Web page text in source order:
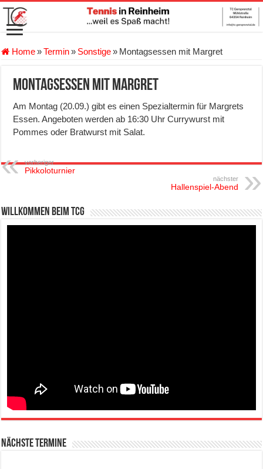
Home»Termin» Sonstige» Montagsessen mit Margret
Montagsessen mit Margret
Am Montag (20.09.) gibt es einen Spezialtermin für Margrets
Essen. Angeboten werden ab 16:30 Uhr Currywurst mit
Pommes oder Bratwurst mit Salat.
vorheriger
Pikkoloturnier
nächster
Hallenspiel-Abend
Willkommen beim TCG
Nächste Termine